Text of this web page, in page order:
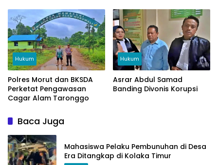
Hukum
Polres Morut dan BKSDA
Perketat Pengawasan
Cagar Alam Taronggo
Hukum
Asrar Abdul Samad
Banding Divonis Korupsi
Baca Juga
Mahasiswa Pelaku Pembunuhan di Desa
Era Ditangkap di Kolaka Timur